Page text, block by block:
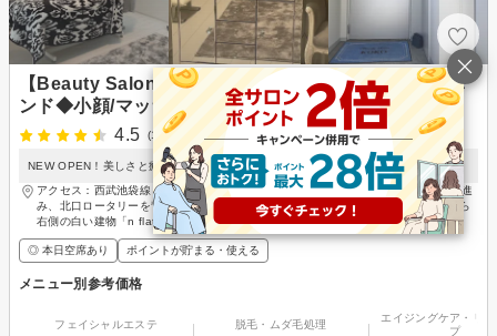
【Beauty Salon KOKO】ヒト幹細胞コスメ×オールハ
ンド◆小顔/マッサージ/毛穴
4.5
(1件)
NEW OPEN！美しさと癒しを叶える大人の女性のためのトータルエステサロン
アクセス：西武池袋線 ひばりケ丘(東京)駅 徒歩3分 ひばりヶ丘駅の改札を出て右へ進
み、北口ロータリーを背に直進。左にセブンイレブンとコインパーキングが見えたら
右側の白い建物「n flat」の402号室です。
◎ 本日空席あり ポイントが貯まる・使える
メニュー別参考価格
フェイシャルエステ 脱毛・ムダ毛処理
エイジングケア・リ
プ